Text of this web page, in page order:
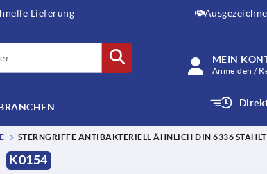
Lieferung
MEIN
Anmelden /
STERNGRIFFE ANTIBAKTERIELL ÄHNLICH DIN 6336
K0154